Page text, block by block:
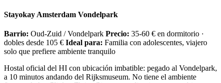
Stayokay Amsterdam Vondelpark
Barrio: Oud-Zuid / Vondelpark Precio: 35-60 € en dormitorio ·
dobles desde 105 € Ideal para: Familia con adolescentes, viajero
solo que prefiere ambiente tranquilo
Hostal oficial del HI con ubicación imbatible: pegado al Vondelpark,
a 10 minutos andando del Rijksmuseum. No tiene el ambiente